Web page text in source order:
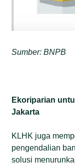
Sumber: BNPB
Ekoriparian
Jakarta
KLHK juga
pengendalian
solusi